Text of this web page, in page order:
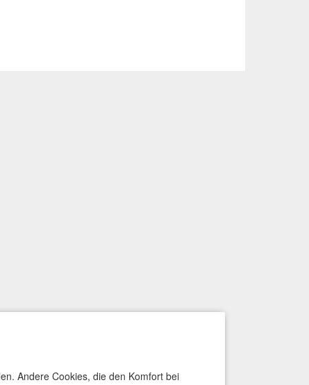
Andere Cookies, die den Komfort bei